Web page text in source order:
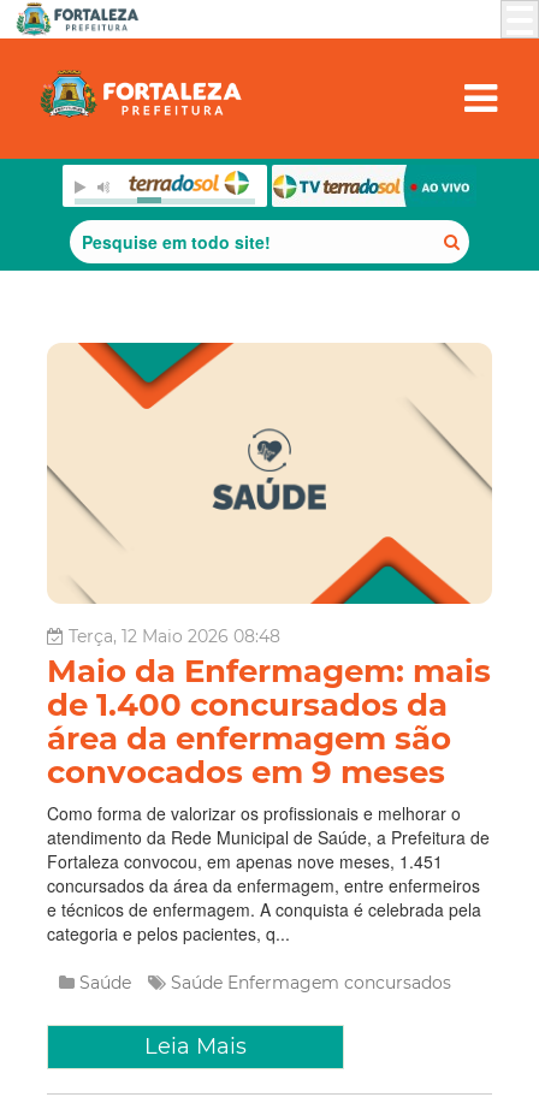
Terça, 12 Maio 2026 08:48
Maio da Enfermagem: mais
de 1.400 concursados da
área da enfermagem são
convocados em 9 meses
Como forma de valorizar os profissionais e melhorar o
atendimento da Rede Municipal de Saúde, a Prefeitura de
Fortaleza convocou, em apenas nove meses, 1.451
concursados da área da enfermagem, entre enfermeiros
e técnicos de enfermagem. A conquista é celebrada pela
categoria e pelos pacientes, q...
Saúde Saúde Enfermagem concursados
Leia Mais